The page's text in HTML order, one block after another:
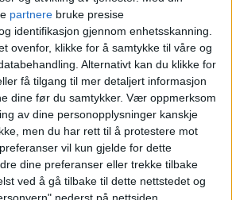
partnere bruke presise
identifikasjon gjennom enhetsskanning.
ovenfor, klikke for å samtykke til våre og
Alternativt kan du klikke for
få tilgang til mer detaljert informasjon
dine før du samtykker. Vær oppmerksom
av dine personopplysninger kanskje
men du har rett til å protestere mot
vil kun gjelde for dette
dine preferanser eller trekke tilbake
ved å gå tilbake til dette nettstedet og
nederst på nettsiden.
uro, tillit og optimisme på